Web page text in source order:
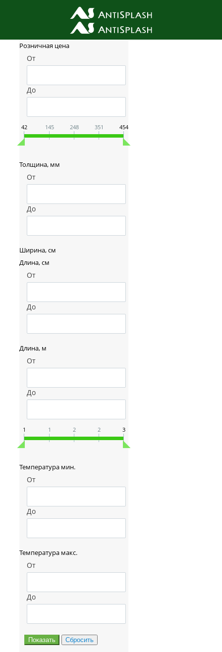
Фильтр товаров
Розничная цена
От
До
42 145 248 351 454
Толщина, мм
От
До
Ширина, см
Длина, см
От
До
Длина, м
От
До
1 1 2 2 3
Температура мин.
От
До
Температура макс.
От
До